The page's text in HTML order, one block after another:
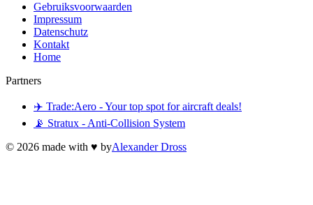
Gebruiksvoorwaarden
Impressum
Datenschutz
Kontakt
Home
Partners
✈️ Trade:Aero - Your top spot for aircraft deals!
📡 Stratux - Anti-Collision System
© 2026 made with ♥ byAlexander Dross